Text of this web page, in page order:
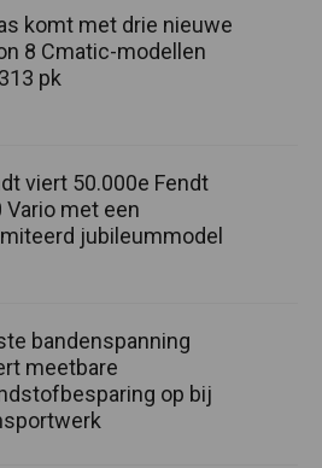
komt met drie nieuwe
8 Cmatic-modellen
pk
viert 50.000e Fendt
Vario met een
jubileummodel
bandenspanning
meetbare
op bij